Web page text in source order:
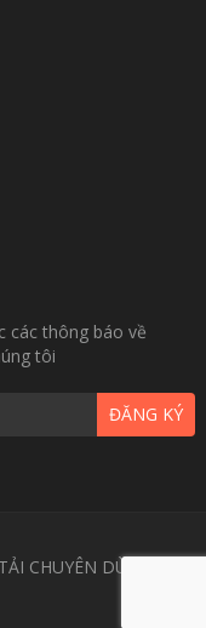
các thông báo về
tôi
ĐĂNG KÝ
CHUYÊN DÙNG GIÁ